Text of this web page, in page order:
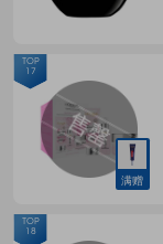
满赠
TOP
17
TOP
18